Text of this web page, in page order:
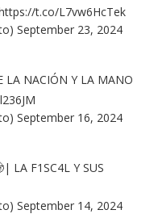
t.co/L7vw6HcTek
September 23, 2024
LA NACIÓN Y LA MANO
September 16, 2024
LA F1SC4L Y SUS
September 14, 2024